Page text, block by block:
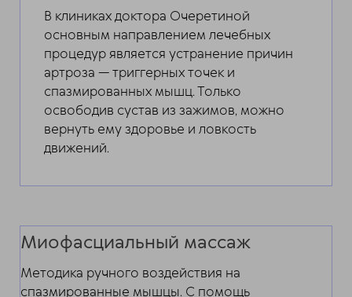
В клиниках доктора Очеретиной
основным направлением лечебных
процедур является устранение причин
артроза — триггерных точек и
спазмированных мышц. Только
освободив сустав из зажимов, можно
вернуть ему здоровье и ловкость
движений.
Миофасциальный массаж
Методика ручного воздействия на
спазмированные мышцы. С помощь